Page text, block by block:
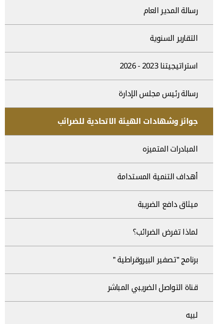
رسالة المدير العام
التقارير السنوية
استراتيجيتنا 2023 - 2026
رسالة رئيس مجلس الإدارة
جوائز وشهادات الهيئة الاتحادية للضرائب
المبادرات المتميزه
أهداف التنمية المستدامة
ميثاق دافع الضريبة
لماذا تفرض الضرائب؟
برنامج "تصفير البيروقراطية "
قناة التواصل الضريبي المباشر
لبيه